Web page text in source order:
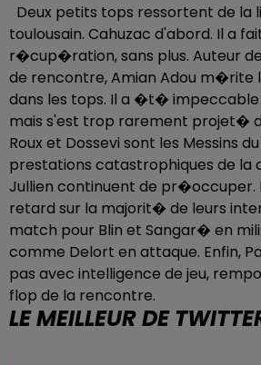
Deux petits tops ressortent de
toulousain. Cahuzac d'abord. Il a
r�cup�ration, sans plus. Auteur
de rencontre, Amian Adou m�rite
dans les tops. Il a �t�
mais s'est trop rarement projet�
Roux et Dossevi sont les Messins
prestations catastrophiques de
Jullien continuent de pr�occuper.
retard sur la majorit� de leurs
match pour Blin et Sangar� en
comme Delort en attaque. Enfin,
pas avec intelligence de jeu,
flop de la rencontre.
LE MEILLEUR DE